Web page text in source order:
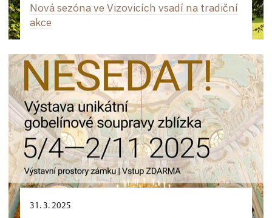
Nová sezóna ve Vizovicích vsadí na tradiční
akce
31. 3. 2025